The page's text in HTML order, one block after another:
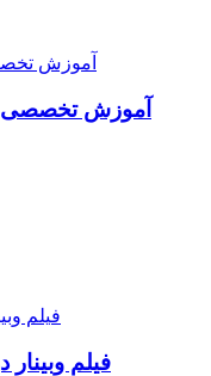
آموزش تخصصی
فیلم وبینار